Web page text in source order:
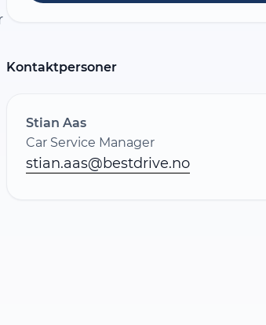
Kontaktpersoner
Stian Aas
Car Service Manager
stian.aas@bestdrive.no